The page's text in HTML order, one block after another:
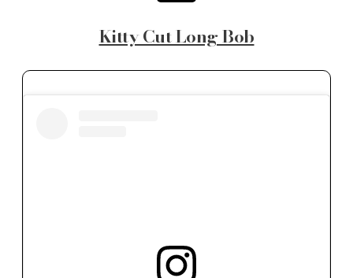
Kitty Cut Long Bob